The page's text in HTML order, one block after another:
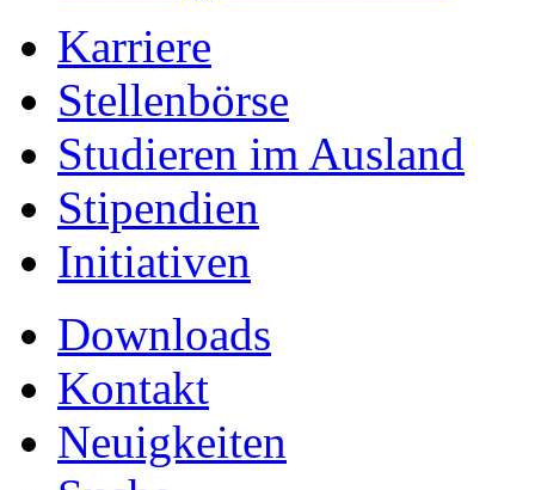
Karriere
Stellenbörse
Studieren im Ausland
Stipendien
Initiativen
Downloads
Kontakt
Neuigkeiten